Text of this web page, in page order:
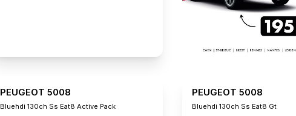
PEUGEOT 5008
Bluehdi 130ch Ss Eat8 Active Pack
PEUGEOT 5008
Bluehdi 130ch Ss Eat8 Gt